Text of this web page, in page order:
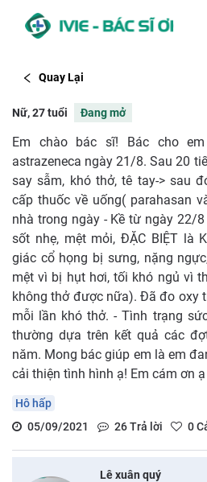
Quay Lại
Nữ, 27 tuổi Đang mở
Em chào bác sĩ! Bác cho
astrazeneca ngày 21/8. Sau 20
say sẫm, khó thở, tê tay-> sau
cấp thuốc về uống( parahasan
nhà trong ngày - Kề từ ngày 22/
sốt nhẹ, mệt mỏi, ĐẶC BIỆT là
giác cổ họng bị sưng, nặng
mệt vì bị hụt hơi, tối khó ngủ vì
không thở được nữa). Đã đo oxy
mỗi lần khó thở. - Tình trạng
thường dựa trên kết quả các
năm. Mong bác giúp em là em
cải thiện tình hình ạ! Em cám ơn
Hô hấp
05/09/2021
26Trả lời 0
Lê xuân quý